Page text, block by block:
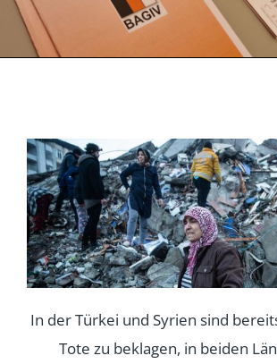
In der Türkei und Syrien sind
Tote zu beklagen, in beiden